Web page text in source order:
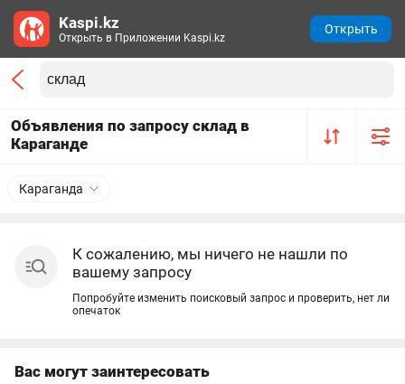
Объявления по запросу склад в
Караганде
Караганда
К сожалению, мы ничего не нашли по
вашему запросу
Попробуйте изменить поисковый запрос и проверить, нет ли
опечаток
Вас могут заинтересовать
Kaspi.kz
Открыть в Приложении Kaspi.kz
Открыть